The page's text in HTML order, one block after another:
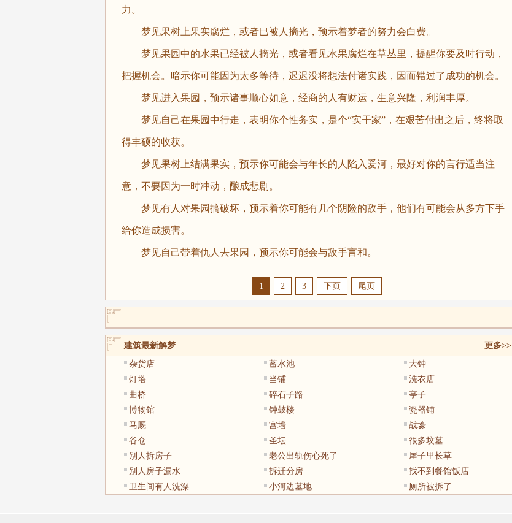
力。
梦见果树上果实腐烂，或者巳被人摘光，预示着梦者的努力会白费。
梦见果园中的水果已经被人摘光，或者看见水果腐烂在草丛里，提醒你要及时行动，
把握机会。暗示你可能因为太多等待，迟迟没将想法付诸实践，因而错过了成功的机会。
梦见进入果园，预示诸事顺心如意，经商的人有财运，生意兴隆，利润丰厚。
梦见自己在果园中行走，表明你个性务实，是个“实干家”，在艰苦付出之后，终将取
得丰硕的收获。
梦见果树上结满果实，预示你可能会与年长的人陷入爱河，最好对你的言行适当注
意，不要因为一时冲动，酿成悲剧。
梦见有人对果园搞破坏，预示着你可能有几个阴险的敌手，他们有可能会从多方下手
给你造成损害。
梦见自己带着仇人去果园，预示你可能会与敌手言和。
1 2 3 下页 尾页
建筑最新解梦
更多>>
杂货店
蓄水池
大钟
灯塔
当铺
洗衣店
曲桥
碎石子路
亭子
博物馆
钟鼓楼
瓷器铺
马厩
宫墙
战壕
谷仓
圣坛
很多坟墓
别人拆房子
老公出轨伤心死了
屋子里长草
别人房子漏水
拆迁分房
找不到餐馆饭店
卫生间有人洗澡
小河边墓地 厕所被拆了